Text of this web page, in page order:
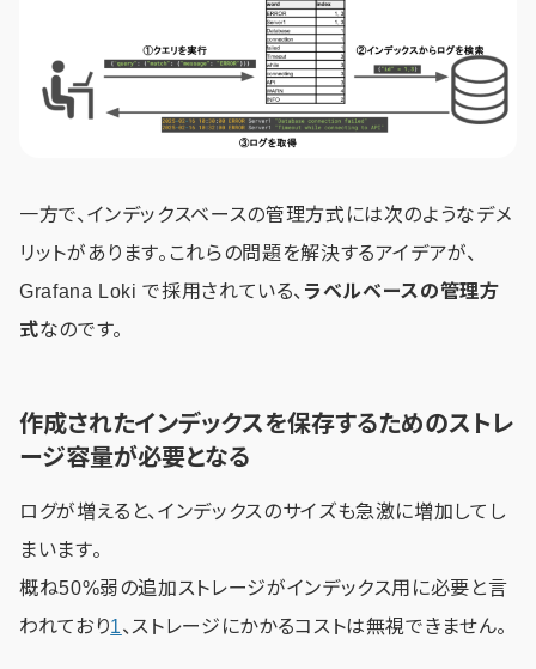
一方で、インデックスベースの管理方式には次のようなデメ
リットがあります。これらの問題を解決するアイデアが、
Grafana Loki で採用されている、 ラベルベースの管理方
式なのです。
作成されたインデックスを保存するためのストレ
ージ容量が必要となる
ログが増えると、インデックスのサイズも急激に増加してし
まいます。
概ね50%弱の追加ストレージがインデックス用に必要と言
われており1、ストレージにかかるコストは無視できません。